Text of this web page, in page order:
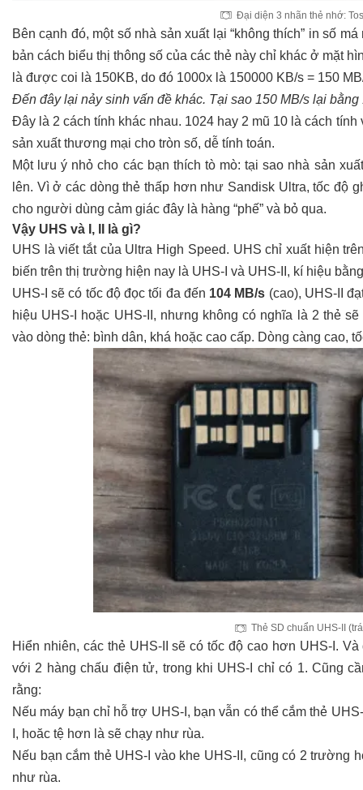
Đại diện 3 nhãn thẻ nhớ:
Bên cạnh đó, một số nhà sản xuất lại “không thích” in số
bản cách biểu thị thông số của các thẻ này chỉ khác ở mặt
là được coi là 150KB, do đó 1000x là 150000 KB/s = 150
Đến đây lại nảy sinh vấn đề khác. Tại sao 150 MB/s lại
Đây là 2 cách tính khác nhau. 1024 hay 2 mũ 10 là cách
sản xuất thương mại cho tròn số, dễ tính toán.
Một lưu ý nhỏ cho các bạn thích tò mò: tại sao nhà sản
lên. Vì ở các dòng thẻ thấp hơn như Sandisk Ultra, tốc độ
cho người dùng cảm giác đây là hàng “phế” và bỏ qua.
Vậy UHS và I, II là gì?
UHS là viết tắt của Ultra High Speed. UHS chỉ xuất hiện
biến trên thị trường hiện nay là UHS-I và UHS-II, kí hiệu
UHS-I sẽ có tốc độ đọc tối đa đến 104 MB/s (cao), UHS-II
hiệu UHS-I hoặc UHS-II, nhưng không có nghĩa là 2 thẻ
vào dòng thẻ: bình dân, khá hoặc cao cấp. Dòng càng cao,
Thẻ SD chuẩn UHS-II
Hiển nhiên, các thẻ UHS-II sẽ có tốc độ cao hơn UHS-I.
với 2 hàng chấu điện tử, trong khi UHS-I chỉ có 1. Cũng
rằng:
Nếu máy bạn chỉ hỗ trợ UHS-I, bạn vẫn có thể cắm thẻ
I, hoăc tệ hơn là sẽ chạy như rùa.
Nếu bạn cắm thẻ UHS-I vào khe UHS-II, cũng có 2 trường
như rùa.